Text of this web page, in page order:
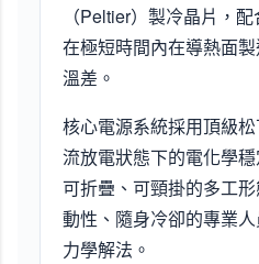
（Peltier）製冷晶片，
在極短時間內在導熱面
溫差。
核心電源系統採用頂級
流放電狀態下的電化學
可折疊、可頸掛的多工
動性、隨身冷卻的專業
力學解法。